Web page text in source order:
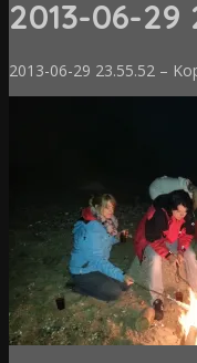
2013-06-29
2013-06-29 23.55.52 –